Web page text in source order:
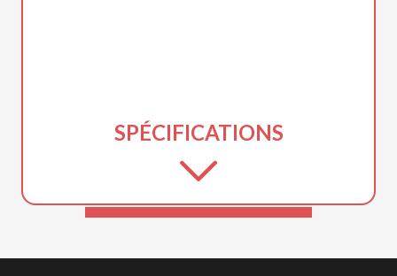
SPÉCIFICATIONS